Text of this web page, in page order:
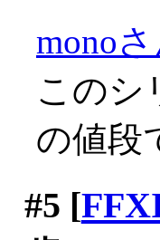
mono
このシ
の値段
#5 [